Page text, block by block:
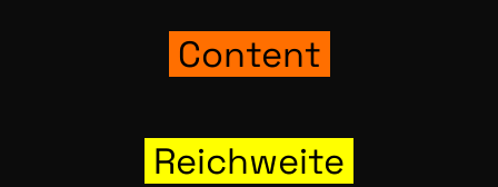
Con­tent
Reich­wei­te